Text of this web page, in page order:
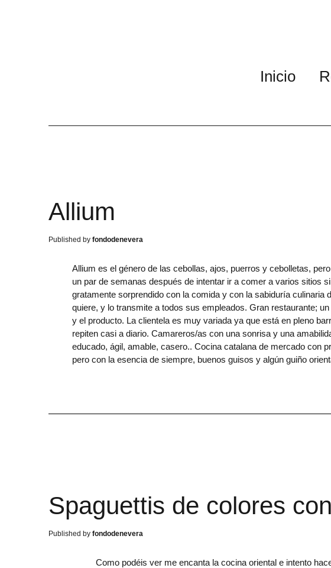
Inicio
Allium
fondodenevera
Allium es el género de las cebollas, ajos, puerros y cebolletas,
un par de semanas después de intentar ir a comer a varios sitios
gratamente sorprendido con la comida y con la sabiduría culinaria
quiere, y lo transmite a todos sus empleados. Gran restaurante;
y el producto. La clientela es muy variada ya que está en pleno
repiten casi a diario. Camareros/as con una sonrisa y una
educado, ágil, amable, casero.. Cocina catalana de mercado con
pero con la esencia de siempre, buenos guisos y algún guiño
Spaguettis de colores
fondodenevera
Como podéis ver me encanta la cocina oriental e intento